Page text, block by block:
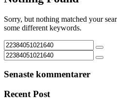
Sorry, but nothing matched your
some different keywords.
Senaste kommentarer
Recent Post